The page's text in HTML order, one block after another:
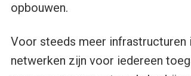
opbouwen.
Voor steeds meer infrastructuren
netwerken zijn voor iedereen